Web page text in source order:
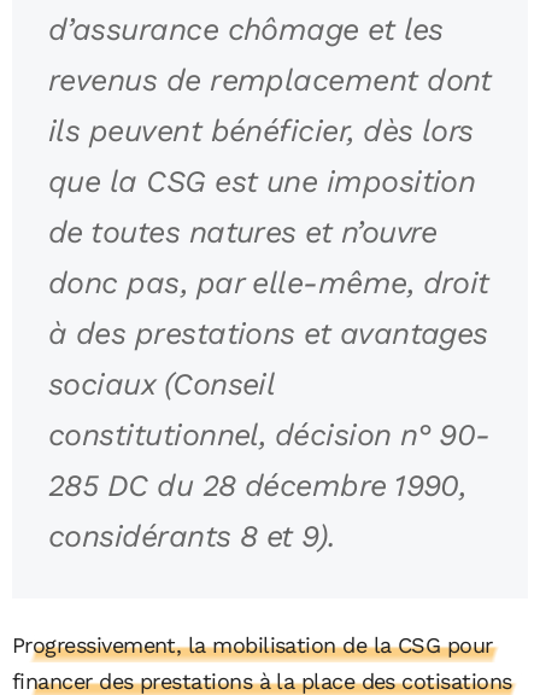
d’assurance chômage et les
revenus de remplacement dont
ils peuvent bénéficier, dès lors
que la CSG est une imposition
de toutes natures et n’ouvre
donc pas, par elle-même, droit
à des prestations et avantages
sociaux (Conseil
constitutionnel, décision n° 90-
285 DC du 28 décembre 1990,
considérants 8 et 9).
Progressivement, la mobilisation de la CSG pour
financer des prestations à la place des cotisations